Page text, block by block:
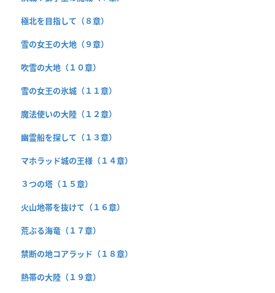
極北を目指して（８章）
雪の女王の大地（９章）
吹雪の大地（１０章）
雪の女王の氷城（１１章）
魔法使いの大陸（１２章）
幽霊船を探して（１３章）
マホラッド城の王様（１４章）
３つの塔（１５章）
火山地帯を抜けて（１６章）
荒ぶる海竜（１７章）
禁断の地コアラッド（１８章）
熱帯の大陸（１９章）